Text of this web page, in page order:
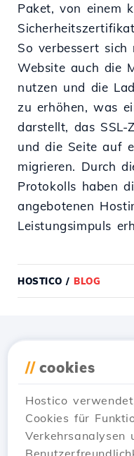
Paket, von einem
So verbessert sich
Website auch die
nutzen und die
zu erhöhen, was
darstellt, das
und die Seite auf
migrieren. Durch
Protokolls haben
angebotenen
Leistungsimpuls
HOSTICO / BLOG
// cookies
Hostico
Cookies für
Verkehrsanalysen